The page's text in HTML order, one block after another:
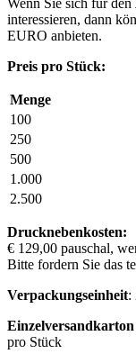
interessieren, dann
EURO anbieten.
Preis pro Stück:
Menge
100
250
500
1.000
2.500
Drucknebenkosten:
€ 129,00 pauschal,
Bitte fordern Sie das
Verpackungseinheit:
pro Stück